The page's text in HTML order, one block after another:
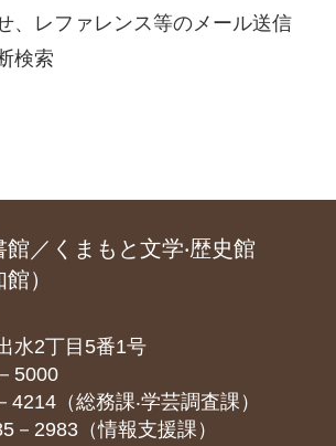
、レファレンス等のメール送信
検索
／くまもと文学‧歴史館
）
水2丁目5番1号
5000
4214（総務課‧学芸調査課）
（情報支援課）